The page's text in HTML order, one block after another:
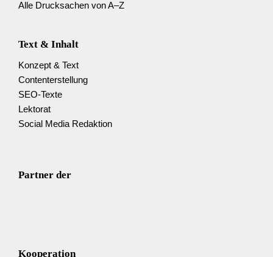
Alle Drucksachen von A–Z
Text & Inhalt
Konzept & Text
Content­erstellung
SEO-Texte
Lektorat
Social Media Redaktion
Partner der
Kooperation